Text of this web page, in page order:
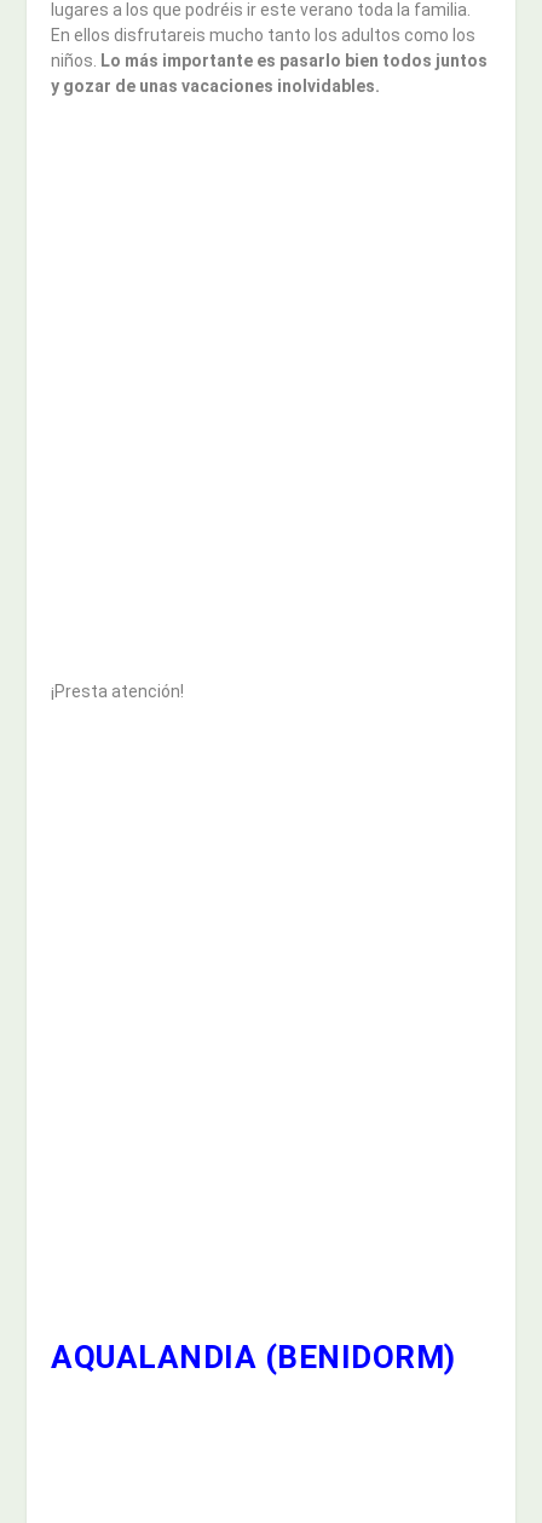
lugares a los que podréis ir este verano toda la familia.
En ellos disfrutareis mucho tanto los adultos como los
niños. Lo más importante es pasarlo bien todos juntos
y gozar de unas vacaciones inolvidables.
¡Presta atención!
AQUALANDIA (BENIDORM)